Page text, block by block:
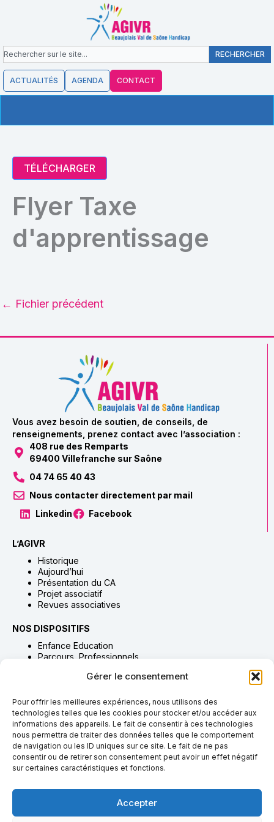
Gérer le consentement
Pour offrir les meilleures expériences, nous utilisons des
technologies telles que les cookies pour stocker et/ou accéder aux
informations des appareils. Le fait de consentir à ces technologies
nous permettra de traiter des données telles que le comportement
de navigation ou les ID uniques sur ce site. Le fait de ne pas
consentir ou de retirer son consentement peut avoir un effet négatif
sur certaines caractéristiques et fonctions.
Accepter
contenu
Rechercher RECHERCHER
ACTUALITÉS AGENDA CONTACT
TÉLÉCHARGER
Flyer Taxe
d'apprentissage
← Fichier précédent
Vous avez besoin de soutien, de conseils, de
renseignements, prenez contact avec l’association :
408 rue des Remparts
69400 Villefranche sur Saône
04 74 65 40 43
Nous contacter directement par mail
Linkedin
Facebook
L’AGIVR
Historique
Aujourd’hui
Présentation du CA
Projet associatif
Revues associatives
NOS DISPOSITIFS
Enfance Education
Parcours Professionnels
Adultes Accompagnement & Soins
NOUS SOUTENIR
Adhésion
Dons & legs
Bénévolat
Taxe d’apprentissage
NOUS REJOINDRE
Pourquoi rejoindre l’AGIVR
Offres & candidatures